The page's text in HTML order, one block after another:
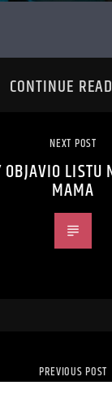
CONTINUE
NEXT POST
LISTU
MAMA
PREVIOUS POST